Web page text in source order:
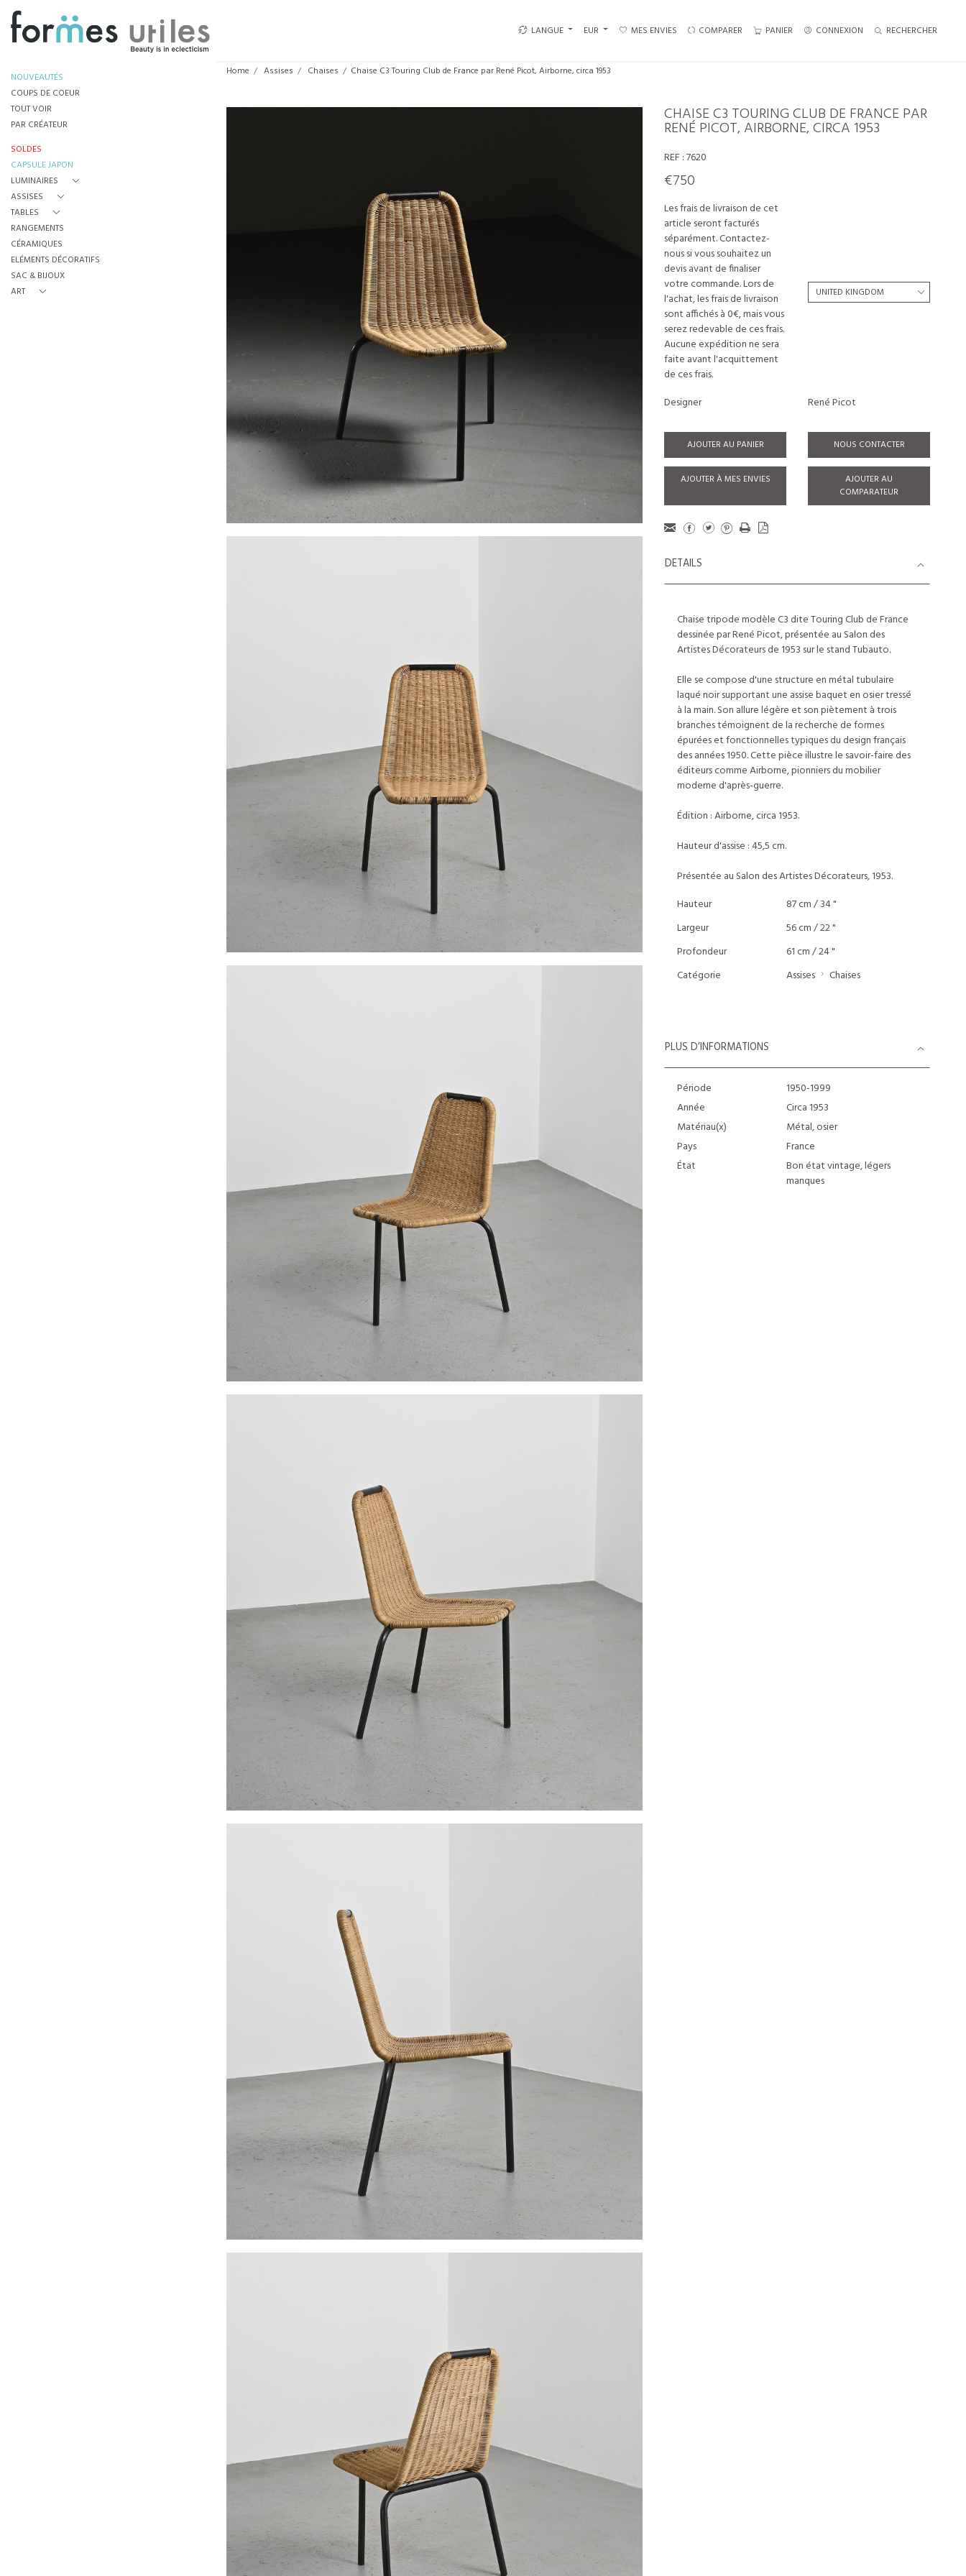
LANGUE EUR MES ENVIES COMPARER PANIER CONNEXION RECHERCHER
NOUVEAUTÉS
COUPS DE COEUR
TOUT VOIR
PAR CRÉATEUR
SOLDES
CAPSULE JAPON
LUMINAIRES
ASSISES
TABLES
RANGEMENTS
CÉRAMIQUES
ELÉMENTS DÉCORATIFS
SAC & BIJOUX
ART
Home Assises Chaises Chaise C3 Touring Club de France par René Picot, Airborne, circa 1953
CHAISE C3 TOURING CLUB DE FRANCE PAR
RENÉ PICOT, AIRBORNE, CIRCA 1953
REF :7620
€750
Les frais de livraison de cet
article seront facturés
séparément. Contactez-
nous si vous souhaitez un
devis avant de finaliser
votre commande. Lors de
l'achat, les frais de livraison
sont affichés à 0€, mais vous
serez redevable de ces frais.
Aucune expédition ne sera
faite avant l'acquittement
de ces frais.
Designer
René Picot
AJOUTER AU PANIER NOUS CONTACTER
AJOUTER À MES ENVIES
AJOUTER AU
COMPARATEUR
DETAILS
Chaise tripode modèle C3 dite Touring Club de France
dessinée par René Picot, présentée au Salon des
Artistes Décorateurs de 1953 sur le stand Tubauto.
Elle se compose d'une structure en métal tubulaire
laqué noir supportant une assise baquet en osier tressé
à la main. Son allure légère et son piètement à trois
branches témoignent de la recherche de formes
épurées et fonctionnelles typiques du design français
des années 1950. Cette pièce illustre le savoir-faire des
éditeurs comme Airborne, pionniers du mobilier
moderne d'après-guerre.
Édition : Airborne, circa 1953.
Hauteur d'assise : 45,5 cm.
Présentée au Salon des Artistes Décorateurs, 1953.
Hauteur
87 cm / 34 "
Largeur
56 cm / 22 "
Profondeur
61 cm / 24 "
Catégorie
Assises Chaises
PLUS D’INFORMATIONS
Période
1950-1999
Année
Circa 1953
Matériau(x)
Métal, osier
Pays
France
État
Bon état vintage, légers
manques